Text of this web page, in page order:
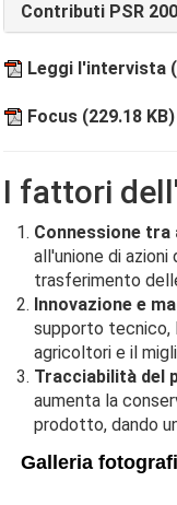
Contributi PSR
Leggi l'intervista
Focus (229.18 KB)
I fattori
Connessione
all'unione di azioni
trasferimento
Innovazione e
supporto tecnico,
agricoltori e il
Tracciabilità del
aumenta la
prodotto, dando